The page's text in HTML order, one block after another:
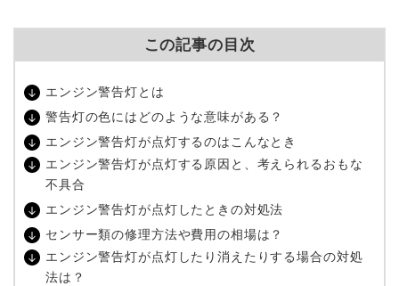
この記事の目次
エンジン警告灯とは
警告灯の色にはどのような意味がある？
エンジン警告灯が点灯するのはこんなとき
エンジン警告灯が点灯する原因と、考えられるおもな
不具合
エンジン警告灯が点灯したときの対処法
センサー類の修理方法や費用の相場は？
エンジン警告灯が点灯したり消えたりする場合の対処
法は？